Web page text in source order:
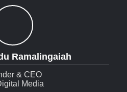
Ramalingaiah
& CEO
Media